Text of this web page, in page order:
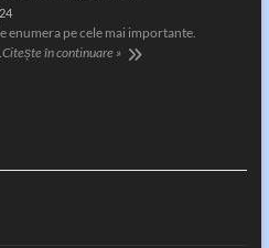
enumera pe cele mai importante.
Citește în continuare »